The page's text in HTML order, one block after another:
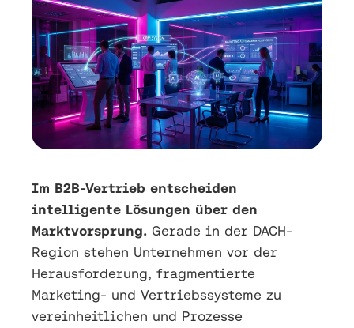
Im B2B-Vertrieb entscheiden
intelligente Lösungen über den
Marktvorsprung. Gerade in der DACH-
Region stehen Unternehmen vor der
Herausforderung, fragmentierte
Marketing- und Vertriebssysteme zu
vereinheitlichen und Prozesse